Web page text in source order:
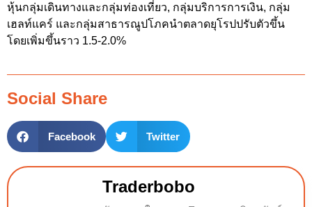
หุ้นกลุ่มเดินทางและกลุ่มท่องเที่ยว, กลุ่มบริการการเงิน, กลุ่ม
เฮลท์แคร์ และกลุ่มสาธารณูปโภคนำตลาดยุโรปปรับตัวขึ้น
โดยเพิ่มขึ้นราว 1.5-2.0%
Social Share
Facebook Twitter
Traderbobo